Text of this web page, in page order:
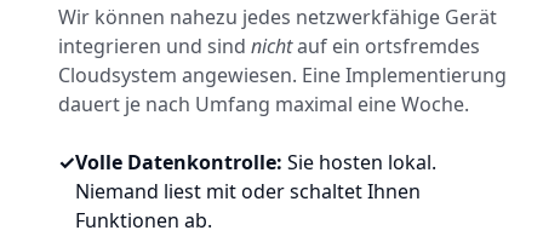
Wir können nahezu jedes netzwerkfähige Gerät
integrieren und sind nichtauf ein ortsfremdes
Cloudsystem angewiesen. Eine Implementierung
dauert je nach Umfang maximal eine Woche.
✓Volle Datenkontrolle: Sie hosten lokal.
Niemand liest mit oder schaltet Ihnen
Funktionen ab.